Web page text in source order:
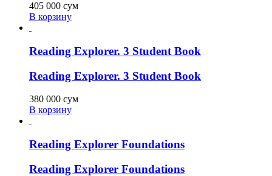
405 000 сум
В корзину
Reading Explorer. 3 Student Book
Reading Explorer. 3 Student Book
380 000 сум
В корзину
Reading Explorer Foundations
Reading Explorer Foundations